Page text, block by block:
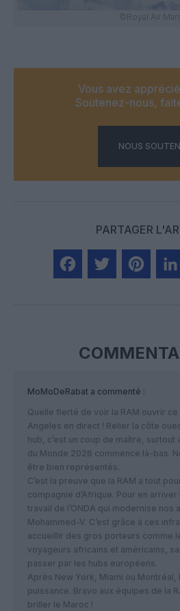
©Royal Air
Vous avez
Soutenez-nous,
NOUS
PARTAGER
MoMoDeRabat a commenté :
Quelle fierté de voir la RAM ouvrir
Angeles en direct ! Relier la côte
hub, c’est un coup de maître, surtout
du Monde 2026 commence là-bas.
être bien représentés.
​C’est la preuve que la RAM a tout
compagnie d’Afrique. Pour en
travail de l’ONDA qui modernise nos
Mohammed-V. C’est grâce à ces
accueillir des gros porteurs comme
voyageurs africains et américains,
passer par les hubs européens.
​Après New York, Miami ou Montréal,
puissance. Bravo aux équipes de la
briller le Maroc !